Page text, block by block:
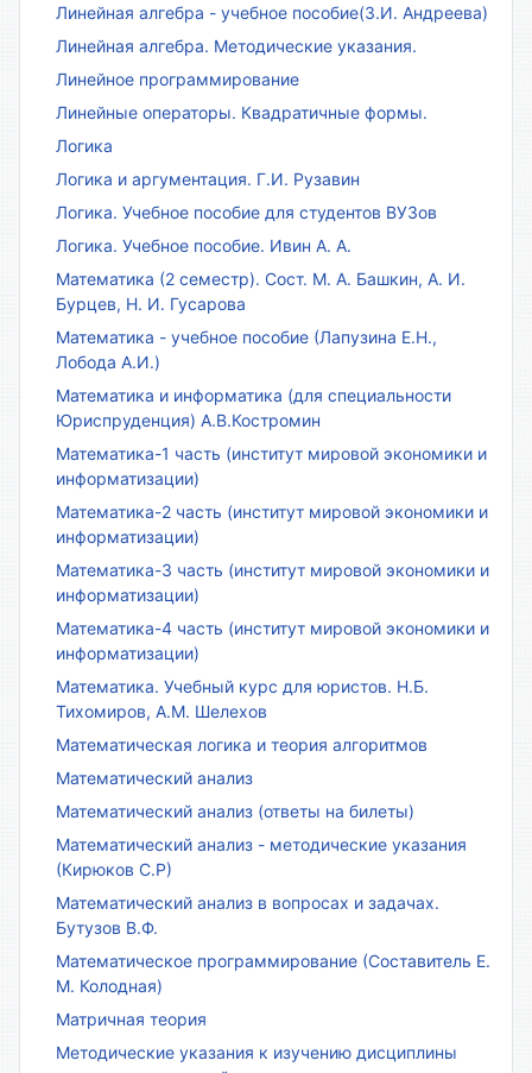
Линейная алгебра - учебное пособие(З.И. Андреева)
Линейная алгебра. Методические указания.
Линейное программирование
Линейные операторы. Квадратичные формы.
Логика
Логика и аргументация. Г.И. Рузавин
Логика. Учебное пособие для студентов ВУЗов
Логика. Учебное пособие. Ивин А. А.
Математика (2 семестр). Сост. М. А. Башкин, А. И.
Бурцев, Н. И. Гусарова
Математика - учебное пособие (Лапузина Е.Н.,
Лобода А.И.)
Математика и информатика (для специальности
Юриспруденция) А.В.Костромин
Математика-1 часть (институт мировой экономики и
информатизации)
Математика-2 часть (институт мировой экономики и
информатизации)
Математика-3 часть (институт мировой экономики и
информатизации)
Математика-4 часть (институт мировой экономики и
информатизации)
Математика. Учебный курс для юристов. Н.Б.
Тихомиров, А.М. Шелехов
Математическая логика и теория алгоритмов
Математический анализ
Математический анализ (ответы на билеты)
Математический анализ - методические указания
(Кирюков С.Р)
Математический анализ в вопросах и задачах.
Бутузов В.Ф.
Математическое программирование (Составитель Е.
М. Колодная)
Матричная теория
Методические указания к изучению дисциплины